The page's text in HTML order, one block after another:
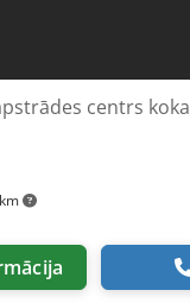
centrs koka